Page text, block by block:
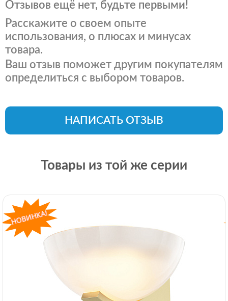
Отзывов ещё нет, будьте первыми!
Расскажите о своем опыте
использования, о плюсах и минусах
товара.
Ваш отзыв поможет другим покупателям
определиться с выбором товаров.
НАПИСАТЬ ОТЗЫВ
Товары из той же серии